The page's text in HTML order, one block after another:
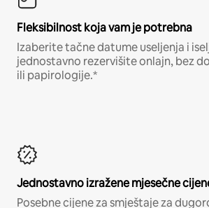
Fleksibilnost koja vam je potrebna
Izaberite tačne datume useljenja i
jednostavno rezervišite onlajn, bez
ili papirologije.*
Jednostavno izražene mjesečne
Posebne cijene za smještaje za